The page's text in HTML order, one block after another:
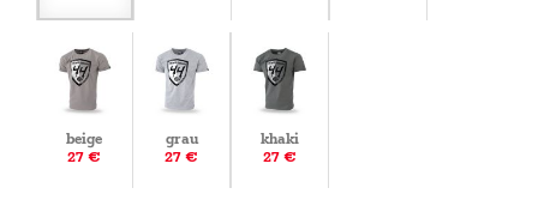
beige
27 €
grau
27 €
khaki
27 €